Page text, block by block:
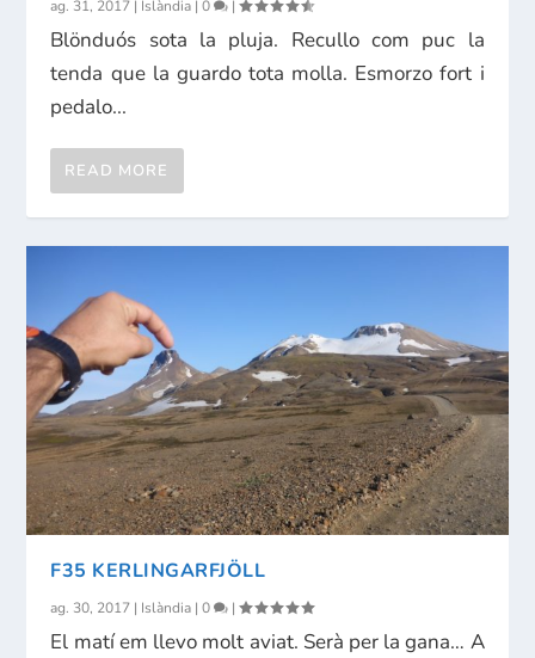
ag. 31, 2017 | Islàndia |0 |
Blönduós sota la pluja. Recullo com puc la
tenda que la guardo tota molla. Esmorzo fort i
pedalo...
READ MORE
F35 KERLINGARFJÖLL
ag. 30, 2017 | Islàndia |0 |
El matí em llevo molt aviat. Serà per la gana… A